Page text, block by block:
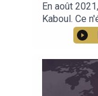
En août
Kaboul. Ce
évolution.
revient sur
cartographie
l'analyse